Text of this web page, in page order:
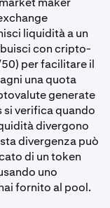
liquidità a un
con cripto-
per facilitare il
una quota
generate
verifica quando
divergono
divergenza può
di un token
uno
fornito al pool.